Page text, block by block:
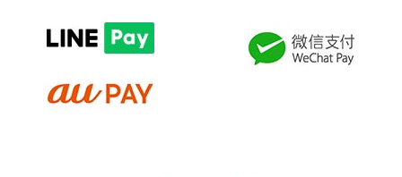
2月の診療日程
【犬の予防薬の種類】
✩オールインワンの飲み薬のタイプ